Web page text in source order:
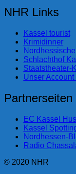
NHR Links
Kassel tourist
Krimidinner
Schlachthof
Staatstheater-
Unser
Partnerseiten
EC Kassel
Kassel
Nordhessen-
Radio
© 2020 NHR